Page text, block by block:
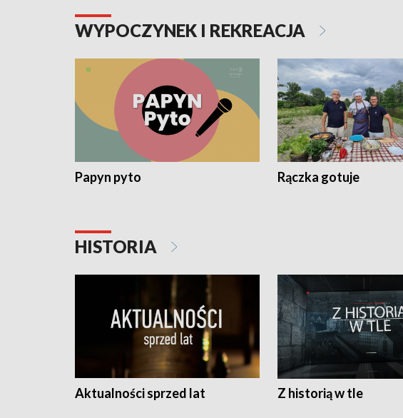
WYPOCZYNEK I REKREACJA
Papyn pyto Rączka gotuje
HISTORIA
Aktualności sprzed lat Z historią w tle